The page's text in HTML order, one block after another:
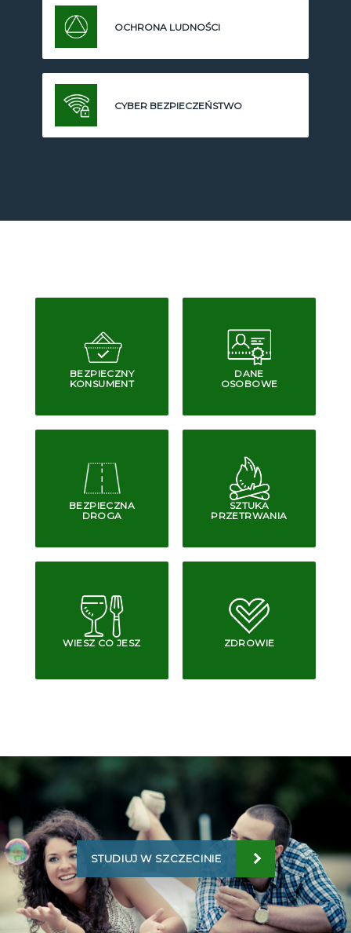
OCHRONA LUDNOŚCI
CYBER BEZPIECZEŃSTWO
BEZPIECZNY
KONSUMENT
DANE
OSOBOWE
BEZPIECZNA
DROGA
SZTUKA
PRZETRWANIA
WIESZ CO JESZ ZDROWIE
STUDIUJ W SZCZECINIE